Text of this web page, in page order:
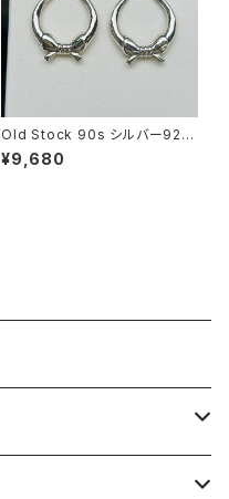
Old Stock 90s シルバー925
リボンフープピアス
¥9,680